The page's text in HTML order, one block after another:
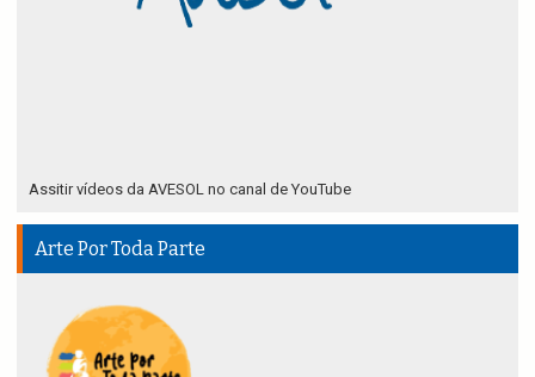
Assitir vídeos da AVESOL no canal de YouTube
Arte Por Toda Parte